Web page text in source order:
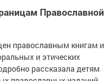
Православной
православным книгам и
и этических
рассказала детям